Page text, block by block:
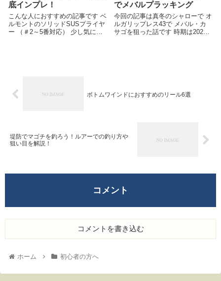
底インプレ！
こんな人におすすめの記事です ベ
ルモントのソリッドSUSプライヤ
ー （＃2～5番対応） 少し気にな
でメバルプラッキング
今回の記事は真冬のシャローで オ
ルガリップレス43で メバル・カ
サゴを狙った話です 時期は2025
ボトムワインドにおすすめのリール6選
堤防でマゴチを釣ろう！ルアーでの釣り方や
狙い目を解説！
コメント
コメントを書き込む
ホーム 初心者の方へ